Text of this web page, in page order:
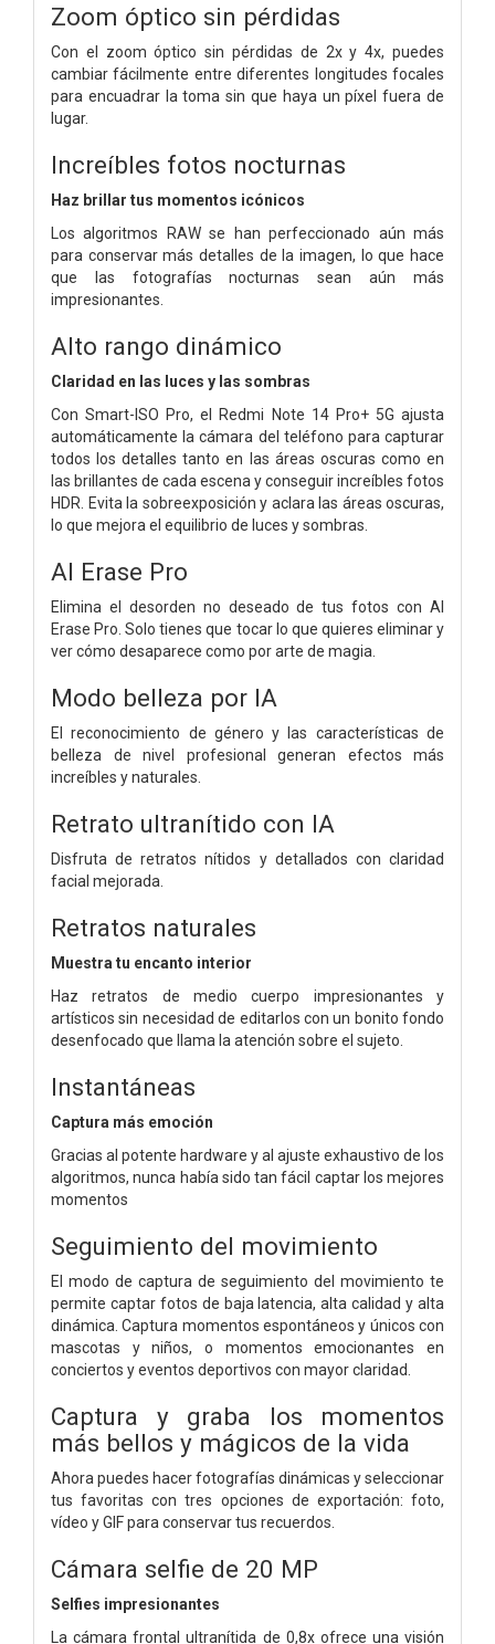
Zoom óptico sin pérdidas
Con el zoom óptico sin pérdidas de 2x y 4x, puedes
cambiar fácilmente entre diferentes longitudes focales
para encuadrar la toma sin que haya un píxel fuera de
lugar.
Increíbles fotos nocturnas
Haz brillar tus momentos icónicos
Los algoritmos RAW se han perfeccionado aún más
para conservar más detalles de la imagen, lo que hace
que las fotografías nocturnas sean aún más
impresionantes.
Alto rango dinámico
Claridad en las luces y las sombras
Con Smart-ISO Pro, el Redmi Note 14 Pro+ 5G ajusta
automáticamente la cámara del teléfono para capturar
todos los detalles tanto en las áreas oscuras como en
las brillantes de cada escena y conseguir increíbles fotos
HDR. Evita la sobreexposición y aclara las áreas oscuras,
lo que mejora el equilibrio de luces y sombras.
AI Erase Pro
Elimina el desorden no deseado de tus fotos con AI
Erase Pro. Solo tienes que tocar lo que quieres eliminar y
ver cómo desaparece como por arte de magia.
Modo belleza por IA
El reconocimiento de género y las características de
belleza de nivel profesional generan efectos más
increíbles y naturales.
Retrato ultranítido con IA
Disfruta de retratos nítidos y detallados con claridad
facial mejorada.
Retratos naturales
Muestra tu encanto interior
Haz retratos de medio cuerpo impresionantes y
artísticos sin necesidad de editarlos con un bonito fondo
desenfocado que llama la atención sobre el sujeto.
Instantáneas
Captura más emoción
Gracias al potente hardware y al ajuste exhaustivo de los
algoritmos, nunca había sido tan fácil captar los mejores
momentos
Seguimiento del movimiento
El modo de captura de seguimiento del movimiento te
permite captar fotos de baja latencia, alta calidad y alta
dinámica. Captura momentos espontáneos y únicos con
mascotas y niños, o momentos emocionantes en
conciertos y eventos deportivos con mayor claridad.
Captura y graba los momentos
más bellos y mágicos de la vida
Ahora puedes hacer fotografías dinámicas y seleccionar
tus favoritas con tres opciones de exportación: foto,
vídeo y GIF para conservar tus recuerdos.
Cámara selfie de 20 MP
Selfies impresionantes
La cámara frontal ultranítida de 0,8x ofrece una visión